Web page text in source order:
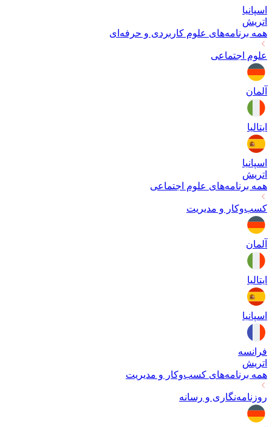
اسپانیا
اتریش
همه برنامه‌های علوم کاربردی و حرفه‌ای
علوم اجتماعی
آلمان
ایتالیا
اسپانیا
اتریش
همه برنامه‌های علوم اجتماعی
کسب‌وکار و مدیریت
آلمان
ایتالیا
اسپانیا
فرانسه
اتریش
همه برنامه‌های کسب‌وکار و مدیریت
روزنامه‌نگاری و رسانه